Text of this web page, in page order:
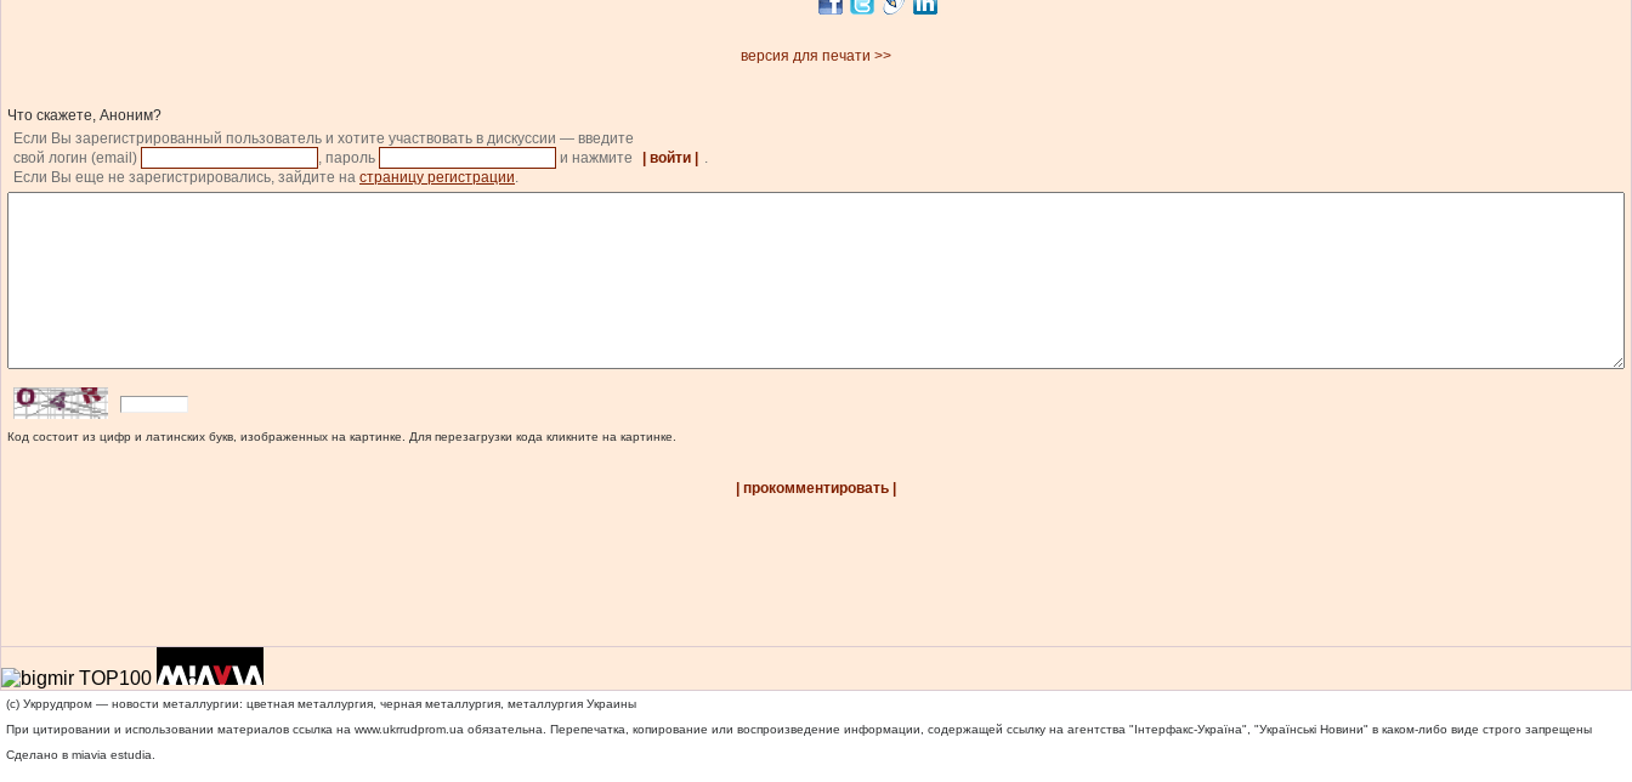
версия для печати >>
Что скажете, Аноним?
Если Вы зарегистрированный пользователь и хотите участвовать в дискуссии — введите
свой логин (email)
, пароль и нажмите | войти |
.
Если Вы еще не зарегистрировались, зайдите на страницу регистрации.
Код состоит из цифр и латинских букв, изображенных на картинке. Для перезагрузки кода кликните на картинке.
| прокомментировать |
(c) Укррудпром — новости металлургии: цветная металлургия, черная металлургия, металлургия Украины
При цитировании и использовании материалов ссылка на www.ukrrudprom.ua обязательна. Перепечатка, копирование или воспроизведение информации, содержащей ссылку на агентства "Iнтерфакс-Україна", "Українськi Новини" в каком-либо виде строго запрещены
Сделано в miavia estudia.